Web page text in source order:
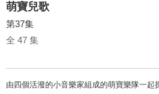
萌寶兒歌
第37集
全 47 集
由四個活潑的小音樂家組成的萌寶樂隊一起